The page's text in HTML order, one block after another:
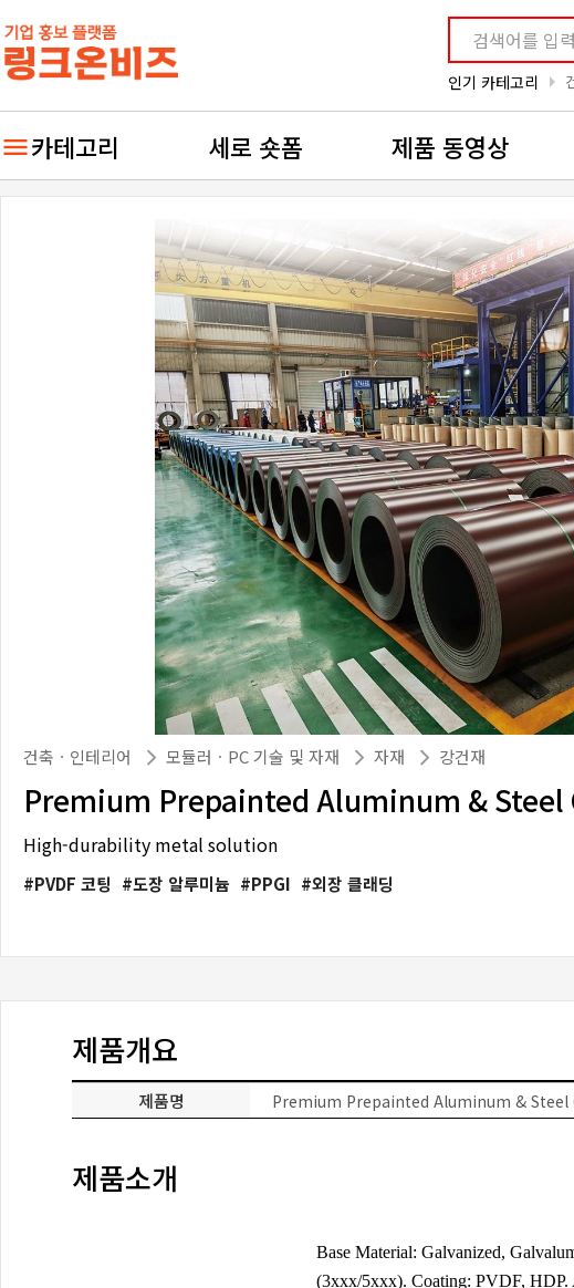
인기 카테고리 arrow_right
카테고리 세로 숏폼 제품 동영상
건축ㆍ인테리어 모듈러ㆍPC 기술 및 자재 자재 강건재
Premium Prepainted Aluminum & Steel
High-durability metal solution
PVDF 코팅 도장 알루미늄 PPGI 외장 클래딩
제품개요
제품명 Premium Prepainted Aluminum & Steel
제품소개